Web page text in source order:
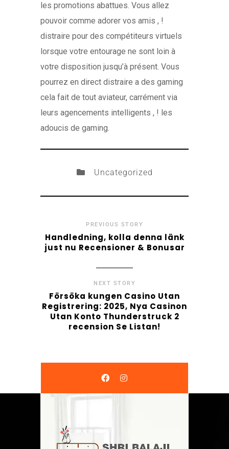
les promotions abattues. Vous allez
pouvoir comme adorer vos amis , !
distraire pour des compétiteurs virtuels
lorsque votre entourage ne sont loin à
votre disposition jusqu’à présent. Vous
pourrez en direct distraire a des gaming
cela fait de tout aviateur, carrément via
leurs agencements intelligents , ! les
adoucis de gaming.
Uncategorized
PREVIOUS STORY
Handledning, kolla denna länk
just nu Recensioner & Bonusar
NEXT STORY
Försöka kungen Casino Utan
Registrering: 2025, Nya Casinon
Utan Konto Thunderstruck 2
recension Se Listan!